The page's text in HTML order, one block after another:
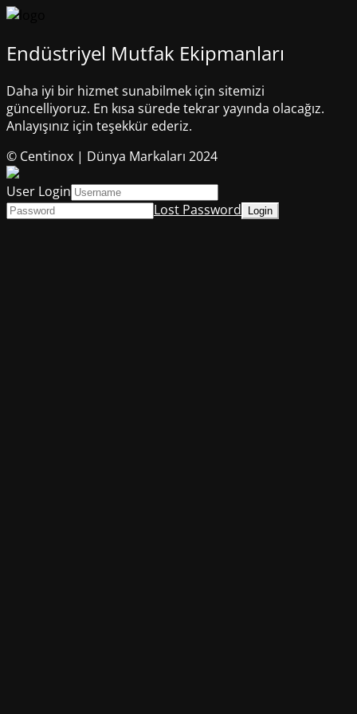
Endüstriyel Mutfak Ekipmanları
Daha iyi bir hizmet sunabilmek için sitemizi
güncelliyoruz. En kısa sürede tekrar yayında olacağız.
Anlayışınız için teşekkür ederiz.
© Centinox | Dünya Markaları 2024
User Login
Lost Password